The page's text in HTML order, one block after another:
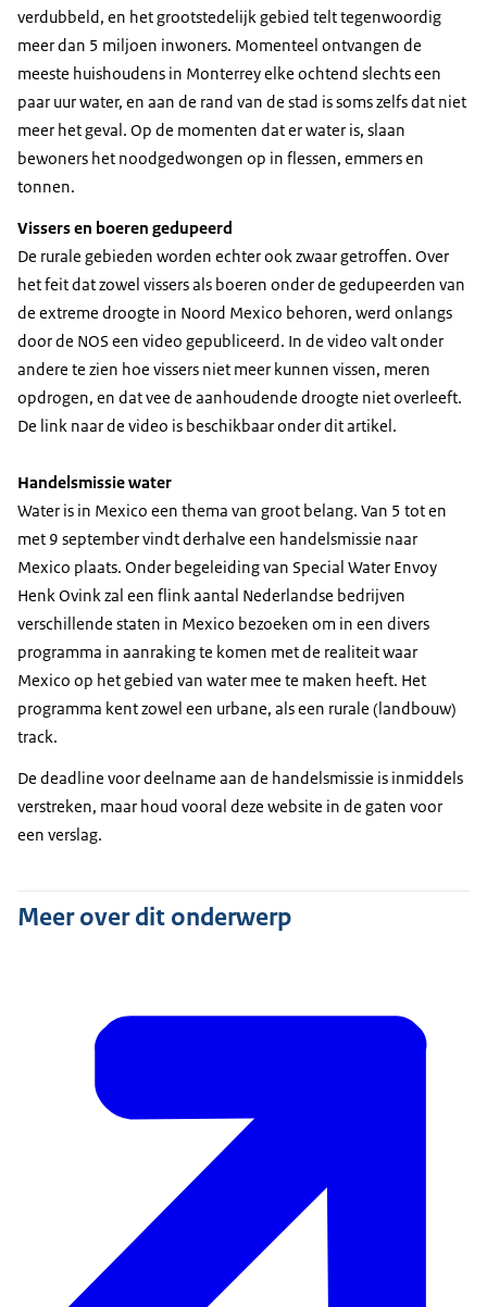
verdubbeld, en het grootstedelijk gebied telt tegenwoordig
meer dan 5 miljoen inwoners. Momenteel ontvangen de
meeste huishoudens in Monterrey elke ochtend slechts een
paar uur water, en aan de rand van de stad is soms zelfs dat niet
meer het geval. Op de momenten dat er water is, slaan
bewoners het noodgedwongen op in flessen, emmers en
tonnen.
Vissers en boeren gedupeerd
De rurale gebieden worden echter ook zwaar getroffen. Over
het feit dat zowel vissers als boeren onder de gedupeerden van
de extreme droogte in Noord Mexico behoren, werd onlangs
door de NOS een video gepubliceerd. In de video valt onder
andere te zien hoe vissers niet meer kunnen vissen, meren
opdrogen, en dat vee de aanhoudende droogte niet overleeft.
De link naar de video is beschikbaar onder dit artikel.
Handelsmissie water
Water is in Mexico een thema van groot belang. Van 5 tot en
met 9 september vindt derhalve een handelsmissie naar
Mexico plaats. Onder begeleiding van Special Water Envoy
Henk Ovink zal een flink aantal Nederlandse bedrijven
verschillende staten in Mexico bezoeken om in een divers
programma in aanraking te komen met de realiteit waar
Mexico op het gebied van water mee te maken heeft. Het
programma kent zowel een urbane, als een rurale (landbouw)
track.
De deadline voor deelname aan de handelsmissie is inmiddels
verstreken, maar houd vooral deze website in de gaten voor
een verslag.
Meer over dit onderwerp